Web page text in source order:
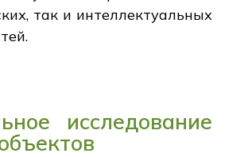
так и интеллектуальных
исследование